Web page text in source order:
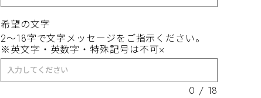
希望の文字
2～18字で文字メッセージをご指示ください。
※英文字・英数字・特殊記号は不可×
0 / 18